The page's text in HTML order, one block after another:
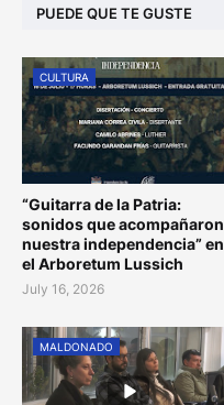
PUEDE QUE TE GUSTE
CULTURA
“Guitarra de la Patria:
sonidos que acompañaron
nuestra independencia” en
el Arboretum Lussich
July 16, 2026
MALDONADO